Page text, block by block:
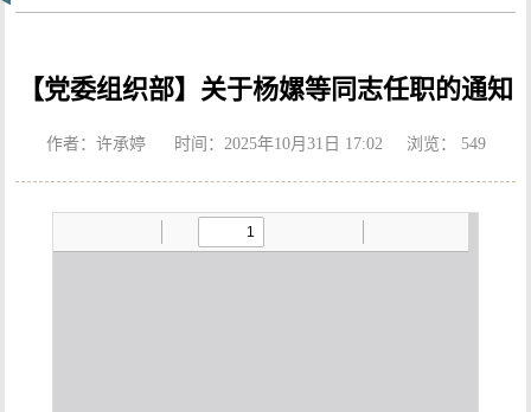
【党委组织部】关于杨嫘等同志任职的通知
作者：许承婷 时间：2025年10月31日 17:02 浏览： 549